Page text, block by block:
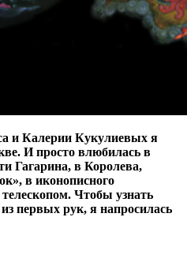
и Калерии Кукулиевых я
И просто влюбилась в
Гагарина, в Королева,
в иконописного
Чтобы узнать
первых рук, я напросилась